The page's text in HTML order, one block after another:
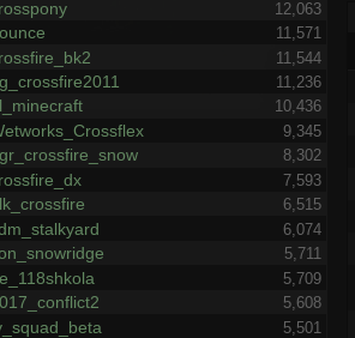
12,063
11,571
11,544
11,236
10,436
9,345
8,302
7,593
6,515
6,074
5,711
5,709
5,608
5,501